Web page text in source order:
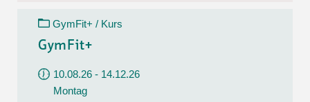
GymFit+ / Kurs
GymFit+
10.08.26 - 14.12.26
Montag